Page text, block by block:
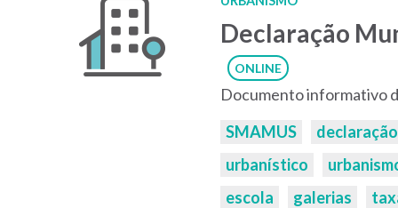
Declaração
ONLINE
Documento informativo
Palavras-
chaves:
SMAMUS
declaração
urbanístico
escola
galerias